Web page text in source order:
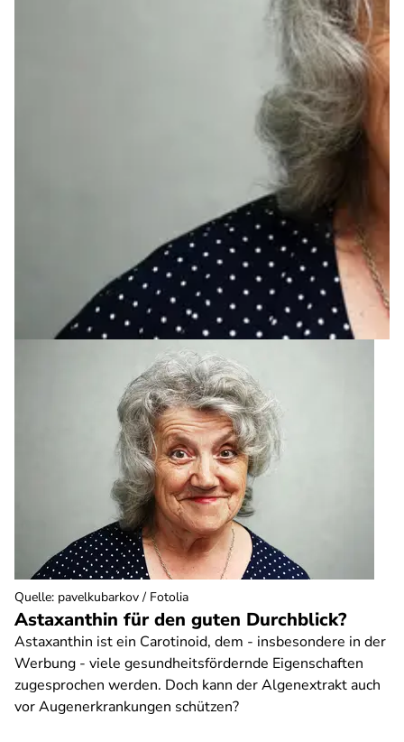
Astaxanthin für den guten Durchblick?
Astaxanthin ist ein Carotinoid, dem - insbesondere in der
Werbung - viele gesundheitsfördernde Eigenschaften
zugesprochen werden. Doch kann der Algenextrakt auch
vor Augenerkrankungen schützen?
Quelle: pavelkubarkov / Fotolia